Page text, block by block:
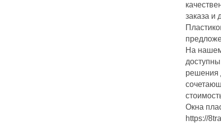
заказа и
На
решения
Окна
https://